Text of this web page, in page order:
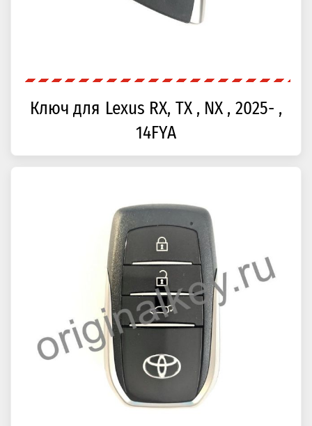
Ключ для Lexus RX, TX , NX , 2025- ,
14FYA